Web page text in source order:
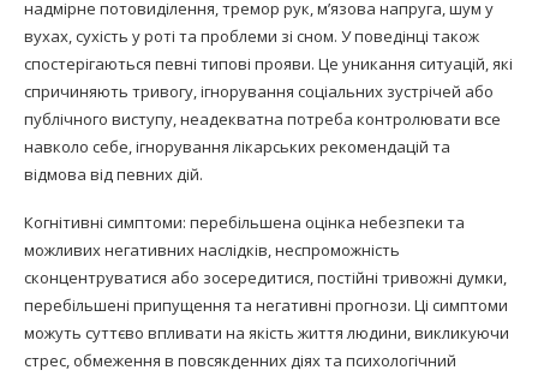
надмірне потовиділення, тремор рук, м’язова напруга, шум у
вухах, сухість у роті та проблеми зі сном. У поведінці також
спостерігаються певні типові прояви. Це уникання ситуацій, які
спричиняють тривогу, ігнорування соціальних зустрічей або
публічного виступу, неадекватна потреба контролювати все
навколо себе, ігнорування лікарських рекомендацій та
відмова від певних дій.
Когнітивні симптоми: перебільшена оцінка небезпеки та
можливих негативних наслідків, неспроможність
сконцентруватися або зосередитися, постійні тривожні думки,
перебільшені припущення та негативні прогнози. Ці симптоми
можуть суттєво впливати на якість життя людини, викликуючи
стрес, обмеження в повсякденних діях та психологічний